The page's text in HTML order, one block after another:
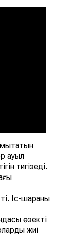
ауыл
тигізеді.
Іс-шараны
өзекті
жиі